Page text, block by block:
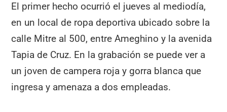
El primer hecho ocurrió el jueves al mediodía,
en un local de ropa deportiva ubicado sobre la
calle Mitre al 500, entre Ameghino y la avenida
Tapia de Cruz. En la grabación se puede ver a
un joven de campera roja y gorra blanca que
ingresa y amenaza a dos empleadas.